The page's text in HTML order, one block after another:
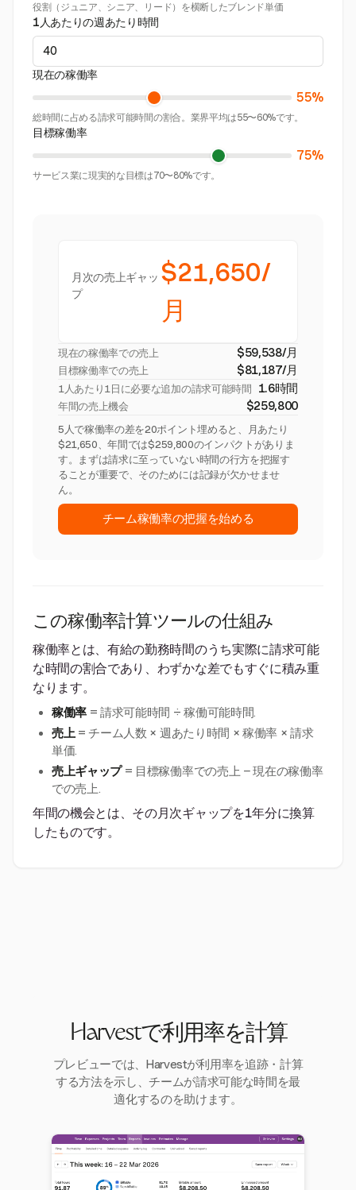
役割（ジュニア、シニア、リード）を横断したブレンド単価
1人あたりの週あたり時間
現在の稼働率
55%
総時間に占める請求可能時間の割合。業界平均は55〜60%です。
目標稼働率
75%
サービス業に現実的な目標は70〜80%です。
月次の売上ギャッ
プ
$21,650/
月
現在の稼働率での売上 $59,538/月
目標稼働率での売上 $81,187/月
1人あたり1日に必要な追加の請求可能時間 1.6時間
年間の売上機会 $259,800
5人で稼働率の差を20ポイント埋めると、月あたり
$21,650、年間では$259,800のインパクトがありま
す。まずは請求に至っていない時間の行方を把握す
ることが重要で、そのためには記録が欠かせませ
ん。
チーム稼働率の把握を始める
この稼働率計算ツールの仕組み
稼働率とは、有給の勤務時間のうち実際に請求可能
な時間の割合であり、わずかな差でもすぐに積み重
なります。
稼働率 = 請求可能時間 ÷ 稼働可能時間.
売上= チーム人数 × 週あたり時間 × 稼働率 × 請求
単価.
売上ギャップ= 目標稼働率での売上 − 現在の稼働率
での売上.
年間の機会とは、その月次ギャップを1年分に換算
したものです。
Harvestで利用率を計算
プレビューでは、Harvestが利用率を追跡・計算
する方法を示し、チームが請求可能な時間を最
適化するのを助けます。